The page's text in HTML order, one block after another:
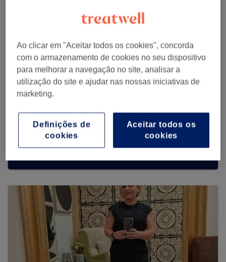
ti
Procurar mais centros
Ao clicar em "Aceitar todos os cookies", concorda
com o armazenamento de cookies no seu dispositivo
para melhorar a navegação no site, analisar a
utilização do site e ajudar nas nossas iniciativas de
marketing.
Aceitar todos os
cookies
Definições de
cookies